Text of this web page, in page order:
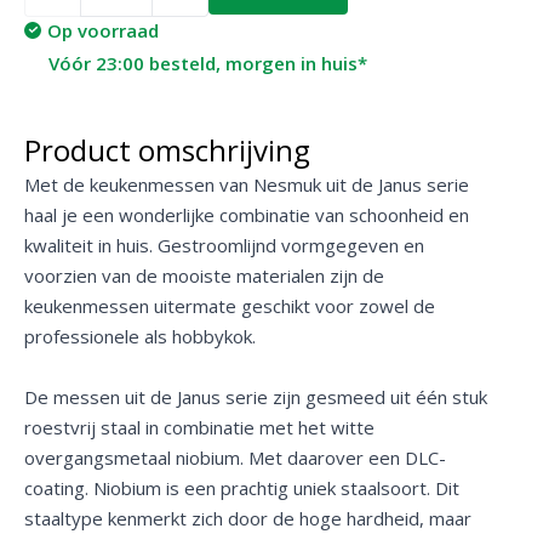
Op voorraad
Vóór 23:00 besteld, morgen in huis*
Product omschrijving
Met de keukenmessen van Nesmuk uit de Janus serie
haal je een wonderlijke combinatie van schoonheid en
kwaliteit in huis. Gestroomlijnd vormgegeven en
voorzien van de mooiste materialen zijn de
keukenmessen uitermate geschikt voor zowel de
professionele als hobbykok.
De messen uit de Janus serie zijn gesmeed uit één stuk
roestvrij staal in combinatie met het witte
overgangsmetaal niobium. Met daarover een DLC-
coating. Niobium is een prachtig uniek staalsoort. Dit
staaltype kenmerkt zich door de hoge hardheid, maar